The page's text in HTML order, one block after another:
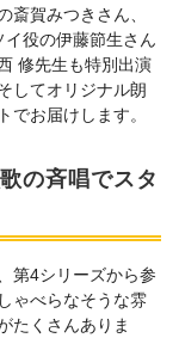
斎賀みつきさん、
役の伊藤節生さん
修先生も特別出演
してオリジナル朗
でお届けします。
の斉唱でスタ
第4シリーズから参
ゃべらなそうな雰
たくさんありま